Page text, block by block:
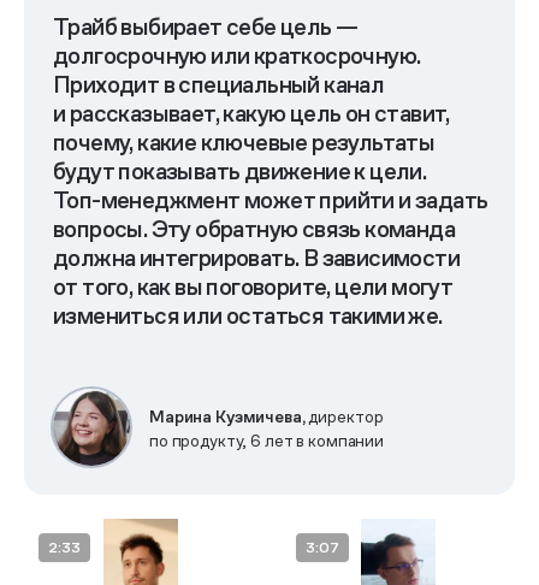
Каждый может принять
любое решение
Решения о людях
Трайб выбирает себе цель —
долгосрочную или краткосрочную.
Приходит в специальный канал
и рассказывает, какую цель он ставит,
почему, какие ключевые результаты
будут показывать движение к цели.
Топ-менеджмент может прийти и задать
вопросы. Эту обратную связь команда
должна интегрировать. В зависимости
от того, как вы поговорите, цели могут
измениться или остаться такими же.
Марина Кузмичева,директор
по продукту, 6 лет в компании